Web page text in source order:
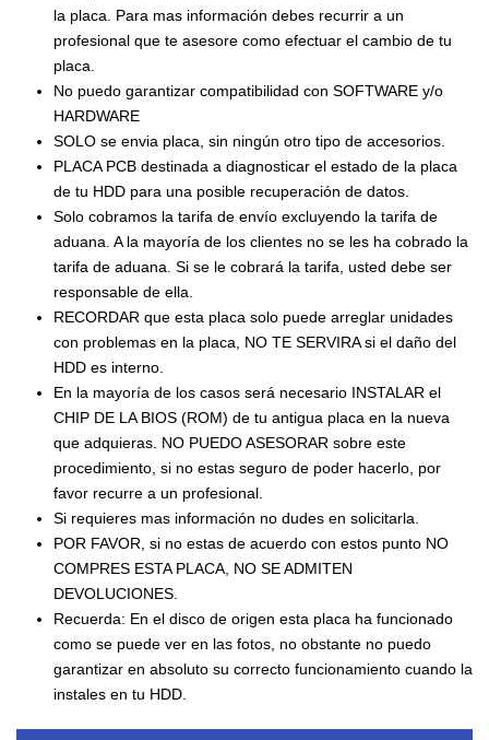
la placa. Para mas información debes recurrir a un
profesional que te asesore como efectuar el cambio de tu
placa.
No puedo garantizar compatibilidad con SOFTWARE y/o
HARDWARE
SOLO se envia placa, sin ningún otro tipo de accesorios.
PLACA PCB destinada a diagnosticar el estado de la placa
de tu HDD para una posible recuperación de datos.
Solo cobramos la tarifa de envío excluyendo la tarifa de
aduana. A la mayoría de los clientes no se les ha cobrado la
tarifa de aduana. Si se le cobrará la tarifa, usted debe ser
responsable de ella.
RECORDAR que esta placa solo puede arreglar unidades
con problemas en la placa, NO TE SERVIRA si el daño del
HDD es interno.
En la mayoría de los casos será necesario INSTALAR el
CHIP DE LA BIOS (ROM) de tu antigua placa en la nueva
que adquieras. NO PUEDO ASESORAR sobre este
procedimiento, si no estas seguro de poder hacerlo, por
favor recurre a un profesional.
Si requieres mas información no dudes en solicitarla.
POR FAVOR, si no estas de acuerdo con estos punto NO
COMPRES ESTA PLACA, NO SE ADMITEN
DEVOLUCIONES.
Recuerda: En el disco de origen esta placa ha funcionado
como se puede ver en las fotos, no obstante no puedo
garantizar en absoluto su correcto funcionamiento cuando la
instales en tu HDD.